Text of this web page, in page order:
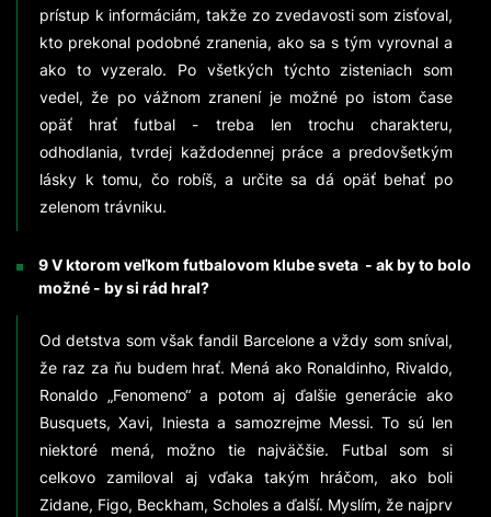
prístup k informáciám, takže zo zvedavosti som zisťoval,
kto prekonal podobné zranenia, ako sa s tým vyrovnal a
ako to vyzeralo. Po všetkých týchto zisteniach som
vedel, že po vážnom zranení je možné po istom čase
opäť hrať futbal - treba len trochu charakteru,
odhodlania, tvrdej každodennej práce a predovšetkým
lásky k tomu, čo robíš, a určite sa dá opäť behať po
zelenom trávniku.
9 V ktorom veľkom futbalovom klube sveta - ak by to bolo
možné - by si rád hral?
Od detstva som však fandil Barcelone a vždy som sníval,
že raz za ňu budem hrať. Mená ako Ronaldinho, Rivaldo,
Ronaldo „Fenomeno“ a potom aj ďalšie generácie ako
Busquets, Xavi, Iniesta a samozrejme Messi. To sú len
niektoré mená, možno tie najväčšie. Futbal som si
celkovo zamiloval aj vďaka takým hráčom, ako boli
Zidane, Figo, Beckham, Scholes a ďalší. Myslím, že najprv